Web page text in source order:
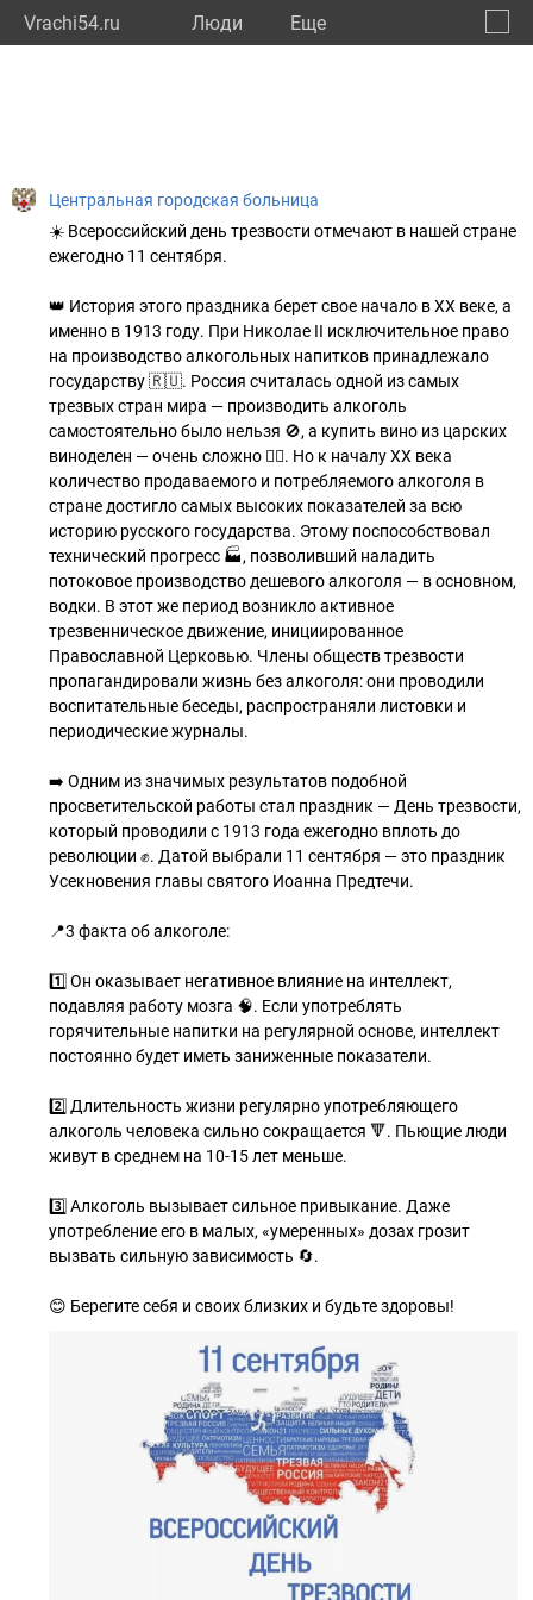
Vrachi54.ru Люди Eще
Центральная городская больница
☀️ Всероссийский день трезвости отмечают в нашей стране
ежегодно 11 сентября.
👑 История этого праздника берет свое начало в XX веке, а
именно в 1913 году. При Николае II исключительное право
на производство алкогольных напитков принадлежало
государству 🇷🇺. Россия считалась одной из самых
трезвых стран мира — производить алкоголь
самостоятельно было нельзя 🚫, а купить вино из царских
виноделен — очень сложно 🤷‍♂️. Но к началу ХХ века
количество продаваемого и потребляемого алкоголя в
стране достигло самых высоких показателей за всю
историю русского государства. Этому поспособствовал
технический прогресс 🏭, позволивший наладить
потоковое производство дешевого алкоголя — в основном,
водки. В этот же период возникло активное
трезвенническое движение, инициированное
Православной Церковью. Члены обществ трезвости
пропагандировали жизнь без алкоголя: они проводили
воспитательные беседы, распространяли листовки и
периодические журналы.
➡️ Одним из значимых результатов подобной
просветительской работы стал праздник — День трезвости,
который проводили с 1913 года ежегодно вплоть до
революции ✊. Датой выбрали 11 сентября — это праздник
Усекновения главы святого Иоанна Предтечи.
📍3 факта об алкоголе:
1️⃣ Он оказывает негативное влияние на интеллект,
подавляя работу мозга 🧠. Если употреблять
горячительные напитки на регулярной основе, интеллект
постоянно будет иметь заниженные показатели.
2️⃣ Длительность жизни регулярно употребляющего
алкоголь человека сильно сокращается 🔻. Пьющие люди
живут в среднем на 10-15 лет меньше.
3️⃣ Алкоголь вызывает сильное привыкание. Даже
употребление его в малых, «умеренных» дозах грозит
вызвать сильную зависимость 🔄.
😊 Берегите себя и своих близких и будьте здоровы!